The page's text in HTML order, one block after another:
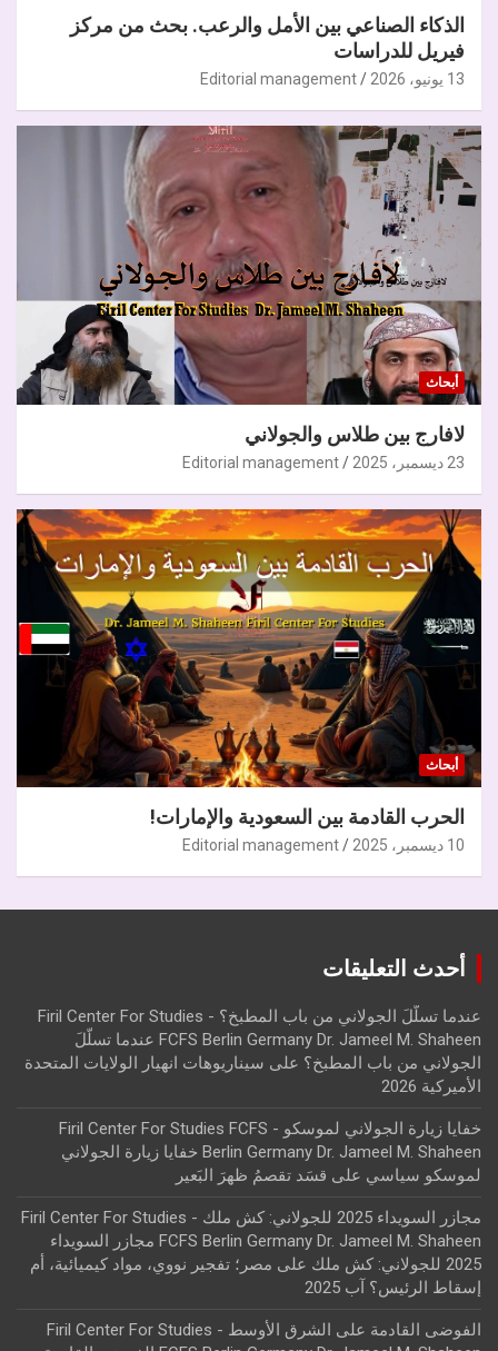
الذكاء الصناعي بين الأمل والرعب. بحث من مركز
فيريل للدراسات
13 يونيو، 2026 Editorial management
أبحاث
لافارج بين طلاس والجولاني
23 ديسمبر، 2025 Editorial management
أبحاث
الحرب القادمة بين السعودية والإمارات!
10 ديسمبر، 2025 Editorial management
أحدث التعليقات
عندما تسلّلَ الجولاني من باب المطبخ؟ - Firil Center For Studies
FCFS Berlin Germany Dr. Jameel M. Shaheen عندما تسلّلَ
الجولاني من باب المطبخ؟ على سيناريوهات انهيار الولايات المتحدة
الأميركية 2026
خفايا زيارة الجولاني لموسكو - Firil Center For Studies FCFS
Berlin Germany Dr. Jameel M. Shaheen خفايا زيارة الجولاني
لموسكو سياسي على قسَد تقصمُ ظهرَ البَعير
مجازر السويداء 2025 للجولاني: كش ملك - Firil Center For Studies
FCFS Berlin Germany Dr. Jameel M. Shaheen مجازر السويداء
2025 للجولاني: كش ملك
على مصر؛ تفجير نووي، مواد كيميائية، أم
إسقاط الرئيس؟ آب 2025
الفوضى القادمة على الشرق الأوسط - Firil Center For Studies